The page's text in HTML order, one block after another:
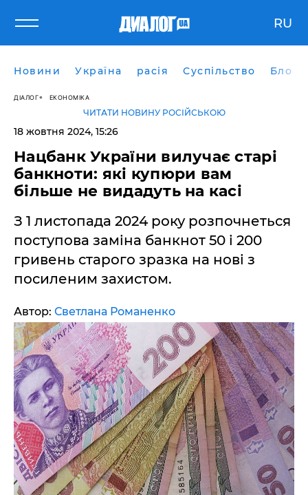
RU
Новини Україна расія Суспільство Блоги
ДІАЛОГ ЕКОНОМІКА
ЧИТАТИ НОВИНУ РОСІЙСЬКОЮ
18 жовтня 2024, 15:26
Нацбанк України вилучає старі
банкноти: які купюри вам
більше не видадуть на касі
З 1 листопада 2024 року розпочнеться
поступова заміна банкнот 50 і 200
гривень старого зразка на нові з
посиленим захистом.
Автор: Светлана Романенко